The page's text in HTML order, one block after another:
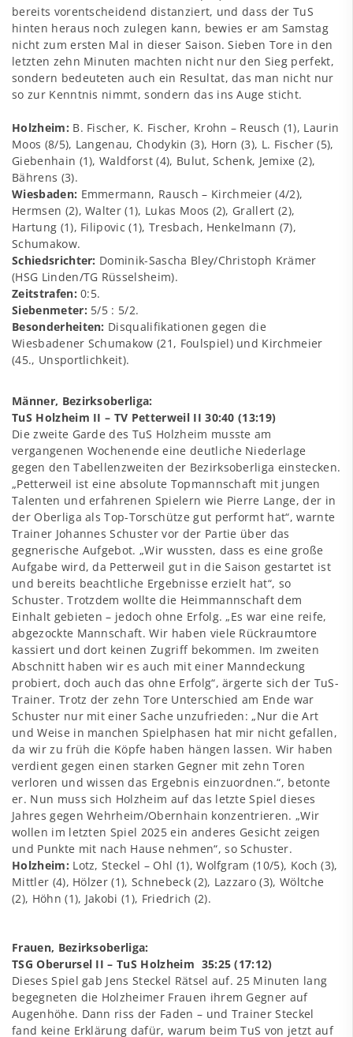
bereits vorentscheidend distanziert, und dass der TuS
hinten heraus noch zulegen kann, bewies er am Samstag
nicht zum ersten Mal in dieser Saison. Sieben Tore in den
letzten zehn Minuten machten nicht nur den Sieg perfekt,
sondern bedeuteten auch ein Resultat, das man nicht nur
so zur Kenntnis nimmt, sondern das ins Auge sticht.
Holzheim: B. Fischer, K. Fischer, Krohn – Reusch (1), Laurin
Moos (8/5), Langenau, Chodykin (3), Horn (3), L. Fischer (5),
Giebenhain (1), Waldforst (4), Bulut, Schenk, Jemixe (2),
Bährens (3).
Wiesbaden: Emmermann, Rausch – Kirchmeier (4/2),
Hermsen (2), Walter (1), Lukas Moos (2), Grallert (2),
Hartung (1), Filipovic (1), Tresbach, Henkelmann (7),
Schumakow.
Schiedsrichter: Dominik-Sascha Bley/Christoph Krämer
(HSG Linden/TG Rüsselsheim).
Zeitstrafen: 0:5.
Siebenmeter: 5/5 : 5/2.
Besonderheiten: Disqualifikationen gegen die
Wiesbadener Schumakow (21, Foulspiel) und Kirchmeier
(45., Unsportlichkeit).
Männer, Bezirksoberliga:
TuS Holzheim II – TV Petterweil II 30:40 (13:19)
Die zweite Garde des TuS Holzheim musste am
vergangenen Wochenende eine deutliche Niederlage
gegen den Tabellenzweiten der Bezirksoberliga einstecken.
„Petterweil ist eine absolute Topmannschaft mit jungen
Talenten und erfahrenen Spielern wie Pierre Lange, der in
der Oberliga als Top-Torschütze gut performt hat“, warnte
Trainer Johannes Schuster vor der Partie über das
gegnerische Aufgebot. „Wir wussten, dass es eine große
Aufgabe wird, da Petterweil gut in die Saison gestartet ist
und bereits beachtliche Ergebnisse erzielt hat“, so
Schuster. Trotzdem wollte die Heimmannschaft dem
Einhalt gebieten – jedoch ohne Erfolg. „Es war eine reife,
abgezockte Mannschaft. Wir haben viele Rückraumtore
kassiert und dort keinen Zugriff bekommen. Im zweiten
Abschnitt haben wir es auch mit einer Manndeckung
probiert, doch auch das ohne Erfolg“, ärgerte sich der TuS-
Trainer. Trotz der zehn Tore Unterschied am Ende war
Schuster nur mit einer Sache unzufrieden: „Nur die Art
und Weise in manchen Spielphasen hat mir nicht gefallen,
da wir zu früh die Köpfe haben hängen lassen. Wir haben
verdient gegen einen starken Gegner mit zehn Toren
verloren und wissen das Ergebnis einzuordnen.“, betonte
er. Nun muss sich Holzheim auf das letzte Spiel dieses
Jahres gegen Wehrheim/Obernhain konzentrieren. „Wir
wollen im letzten Spiel 2025 ein anderes Gesicht zeigen
und Punkte mit nach Hause nehmen“, so Schuster.
Holzheim: Lotz, Steckel – Ohl (1), Wolfgram (10/5), Koch (3),
Mittler (4), Hölzer (1), Schnebeck (2), Lazzaro (3), Wöltche
(2), Höhn (1), Jakobi (1), Friedrich (2).
Frauen, Bezirksoberliga:
TSG Oberursel II – TuS Holzheim 35:25 (17:12)
Dieses Spiel gab Jens Steckel Rätsel auf. 25 Minuten lang
begegneten die Holzheimer Frauen ihrem Gegner auf
Augenhöhe. Dann riss der Faden – und Trainer Steckel
fand keine Erklärung dafür, warum beim TuS von jetzt auf